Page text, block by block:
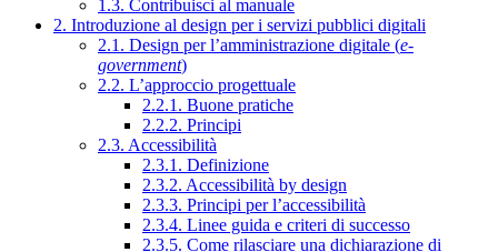
1.3. Contribuisci al manuale
2. Introduzione al design per i servizi pubblici digitali
2.1. Design per l’amministrazione digitale (e-
government)
2.2. L’approccio progettuale
2.2.1. Buone pratiche
2.2.2. Principi
2.3. Accessibilità
2.3.1. Definizione
2.3.2. Accessibilità by design
2.3.3. Principi per l’accessibilità
2.3.4. Linee guida e criteri di successo
2.3.5. Come rilasciare una dichiarazione di